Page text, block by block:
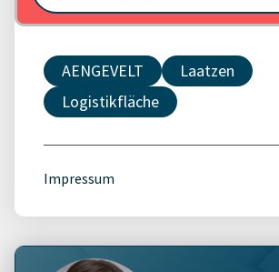
AENGEVELT
Laatzen
Logistikfläche
Impressum